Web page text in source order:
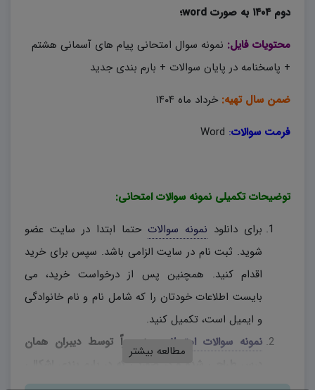
دوم ۱۴۰۴ به صورت word؛
محتویات فایل: نمونه سوال امتحانی پیام های آسمانی هشتم
+ پاسخنامه در پایان سوالات + بارم بندی جدید
ضمن سال تهیه: خرداد ماه ۱۴۰۴
فرمت سوالات:
توضیحات تکمیلی نمونه سوالات امتحانی:
برای دانلود نمونه سوالات حتما ابتدا در سایت عضو
شوید. ثبت نام در سایت الزامی باشد. سپس برای خرید
اقدام کنید. همچنین پس از درخواست خرید، می
بایست اطلاعات خودتان را که شامل نام و نام خانوادگی
و ایمیل است، تکمیل کنید.
نمونه سوالات امتحانی
، منحصراً توسط دیبران همان
مطالعه بیشتر